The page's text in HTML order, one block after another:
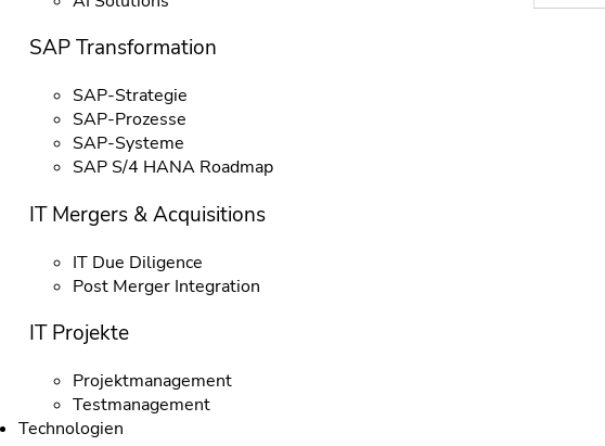
SAP Transformation
SAP-Strategie
SAP-Prozesse
SAP-Systeme
SAP S/4 HANA Roadmap
IT Mergers & Acquisitions
IT Due Diligence
Post Merger Integration
IT Projekte
Projektmanagement
Testmanagement
Technologien